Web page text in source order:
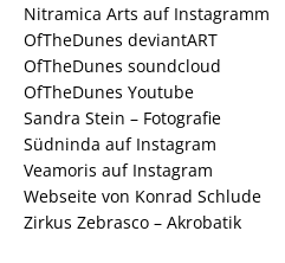
Nitramica Arts auf Instagramm
OfTheDunes deviantART
OfTheDunes soundcloud
OfTheDunes Youtube
Sandra Stein – Fotografie
Südninda auf Instagram
Veamoris auf Instagram
Webseite von Konrad Schlude
Zirkus Zebrasco – Akrobatik